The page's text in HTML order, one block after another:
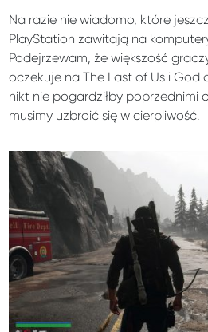
Na razie nie wiadomo, które
PlayStation zawitają na
Podejrzewam, że większość
oczekuje na The Last of Us i God
nikt nie pogardziłby poprzednimi
musimy uzbroić się w cierpliwość.